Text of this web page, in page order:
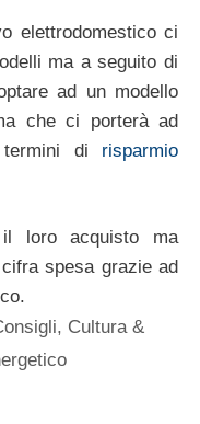
elettrodomestico ci
ma a seguito di
ad un modello
che ci porterà ad
di risparmio
loro acquisto ma
spesa grazie ad
, Cultura &